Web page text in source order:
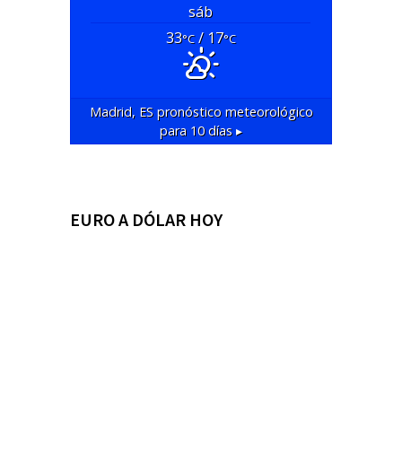
sáb
33°C/ 17°C
Madrid, ESpronóstico meteorológico
para 10 días ▸
EURO A DÓLAR HOY